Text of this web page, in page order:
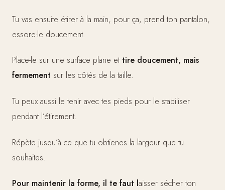
Tu vas ensuite étirer à la main, pour ça, prend ton pantalon,
essore-le doucement.
Place-le sur une surface plane et tire doucement, mais
fermement sur les côtés de la taille.
Tu peux aussi le tenir avec tes pieds pour le stabiliser
pendant l’étirement.
Répète jusqu’à ce que tu obtienes la largeur que tu
souhaites.
Pour maintenir la forme, il te faut laisser sécher ton